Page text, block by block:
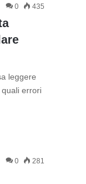
0 435
leggere
errori
0 281